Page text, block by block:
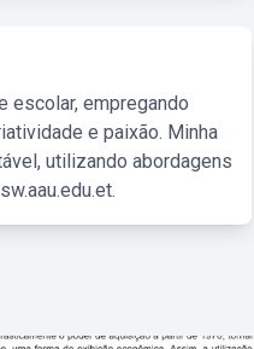
escolar, empregando
e paixão. Minha
utilizando abordagens